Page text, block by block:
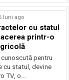
luni ago
cu statul
printr-o
cunoscută pentru
cu statul, devine
TV, o...